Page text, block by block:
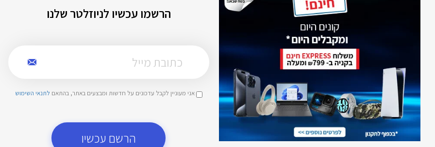
הרשמו עכשיו לניוזלטר שלנו
אני מעוניין לקבל עדכונים על חדשות ומבצעים באתר, בהתאם לתנאי השימוש
הרשם עכשיו